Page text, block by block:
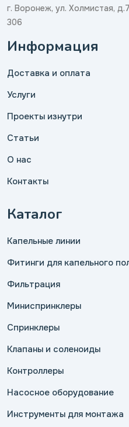
г. Воронеж, ул. Холмистая,
306
Информация
Доставка и оплата
Услуги
Проекты изнутри
Статьи
О нас
Контакты
Каталог
Капельные линии
Фитинги для капельного
Фильтрация
Миниспринклеры
Спринклеры
Клапаны и соленоиды
Контроллеры
Насосное оборудование
Инструменты для монтажа